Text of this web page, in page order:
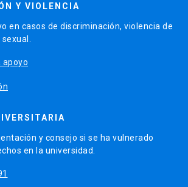
Y VIOLENCIA
en casos de discriminación, violencia de
apoyo
y consejo si se ha vulnerado
en la universidad.